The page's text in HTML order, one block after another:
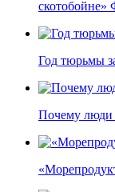
скотобойне»
Год тюрьмы
Почему люди